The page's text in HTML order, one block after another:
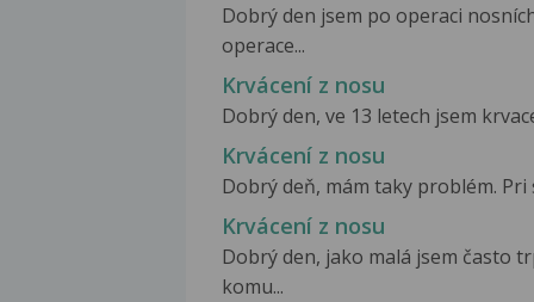
Dobrý den jsem po operaci
operace...
Krvácení z nosu
Dobrý den, ve 13 letech jsem
Krvácení z nosu
Dobrý deň, mám taky problém.
Krvácení z nosu
Dobrý den, jako malá jsem často
komu...